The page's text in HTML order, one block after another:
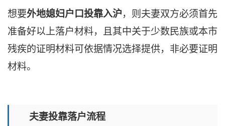
想要外地媳妇户口投靠入沪，则夫妻双方必须首先
准备好以上落户材料，且其中关于少数民族或本市
残疾的证明材料可依据情况选择提供，非必要证明
材料。
夫妻投靠落户流程